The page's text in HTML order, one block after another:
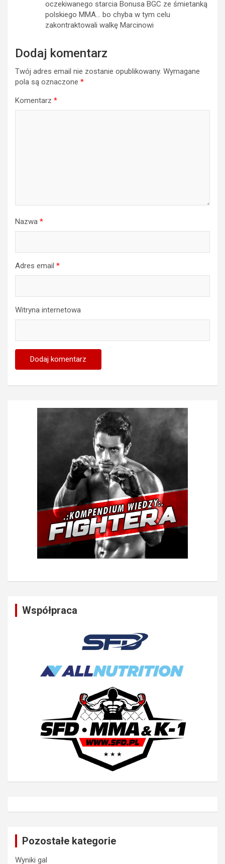
oczekiwanego starcia Bonusa BGC ze śmietanką
polskiego MMA… bo chyba w tym celu
zakontraktowali walkę Marcinowi
Dodaj komentarz
Twój adres email nie zostanie opublikowany. Wymagane
pola są oznaczone *
Komentarz *
Nazwa *
Adres email *
Witryna internetowa
Współpraca
Pozostałe kategorie
Wyniki gal